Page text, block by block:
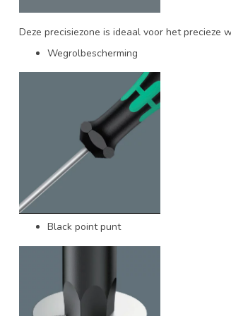
Deze precisiezone is ideaal voor het precieze
Wegrolbescherming
Black point punt